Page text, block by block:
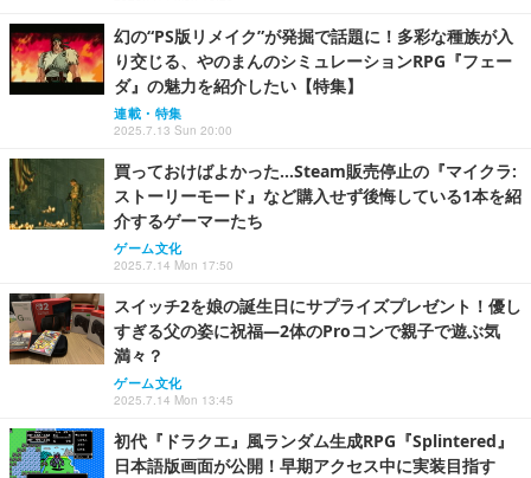
幻の“PS版リメイク”が発掘で話題に！多彩な種族が入
り交じる、やのまんのシミュレーションRPG『フェー
ダ』の魅力を紹介したい【特集】
連載・特集
2025.7.13 Sun 20:00
買っておけばよかった…Steam販売停止の『マイクラ:
ストーリーモード』など購入せず後悔している1本を紹
介するゲーマーたち
ゲーム文化
2025.7.14 Mon 17:50
スイッチ2を娘の誕生日にサプライズプレゼント！優し
すぎる父の姿に祝福―2体のProコンで親子で遊ぶ気
満々？
ゲーム文化
2025.7.14 Mon 13:45
初代『ドラクエ』風ランダム生成RPG『Splintered』
日本語版画面が公開！早期アクセス中に実装目指す